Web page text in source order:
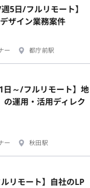
5日/フルリモート】
ザイン業務案件
ー
都庁前駅
日～/フルリモート】地
の運用・活用ディレク
ー
秋田駅
リモート】自社のLP